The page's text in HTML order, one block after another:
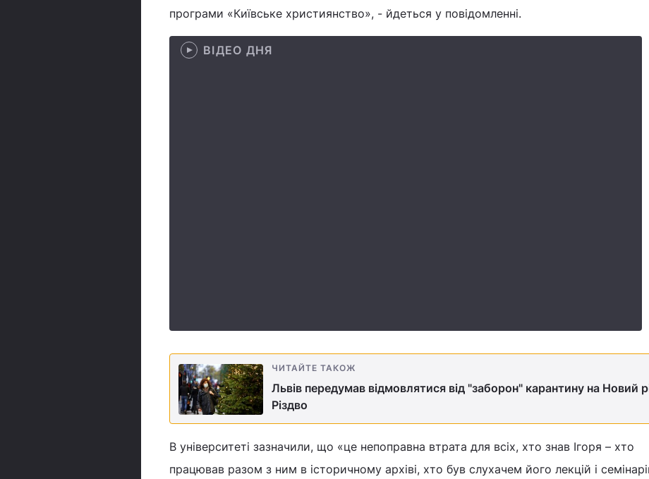
програми «Київське християнство», - йдеться у повідомленні.
ВІДЕО ДНЯ
ЧИТАЙТЕ ТАКОЖ
Львів передумав відмовлятися від "заборон" карантину на Новий
Різдво
В університеті зазначили, що «це непоправна втрата для всіх, хто знав Ігоря – хто
працював разом з ним в історичному архіві, хто був слухачем його лекцій і